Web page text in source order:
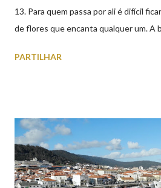
13. Para quem passa por ali é difícil
de flores que encanta qualquer um. A
aproveite a paisagem como cenário
PARTILHAR